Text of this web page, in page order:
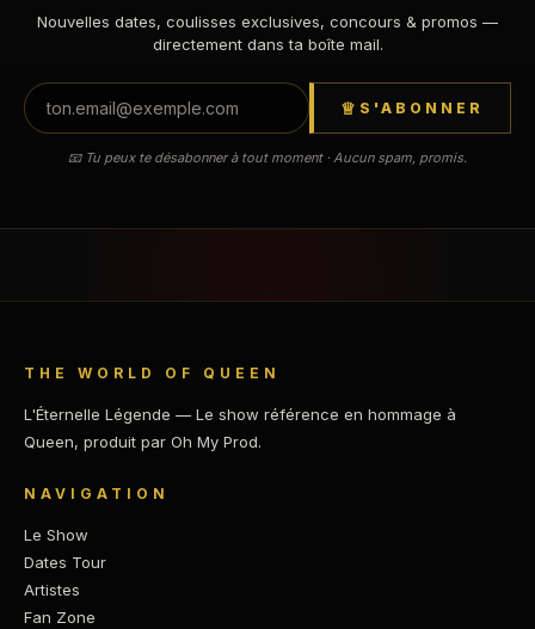
Nouvelles dates, coulisses exclusives, concours & promos —
directement dans ta boîte mail.
S'ABONNER
📧 Tu peux te désabonner à tout moment · Aucun spam, promis.
THE WORLD OF QUEEN
L'Éternelle Légende — Le show référence en hommage à
Queen, produit par Oh My Prod.
NAVIGATION
Le Show
Dates Tour
Artistes
Fan Zone